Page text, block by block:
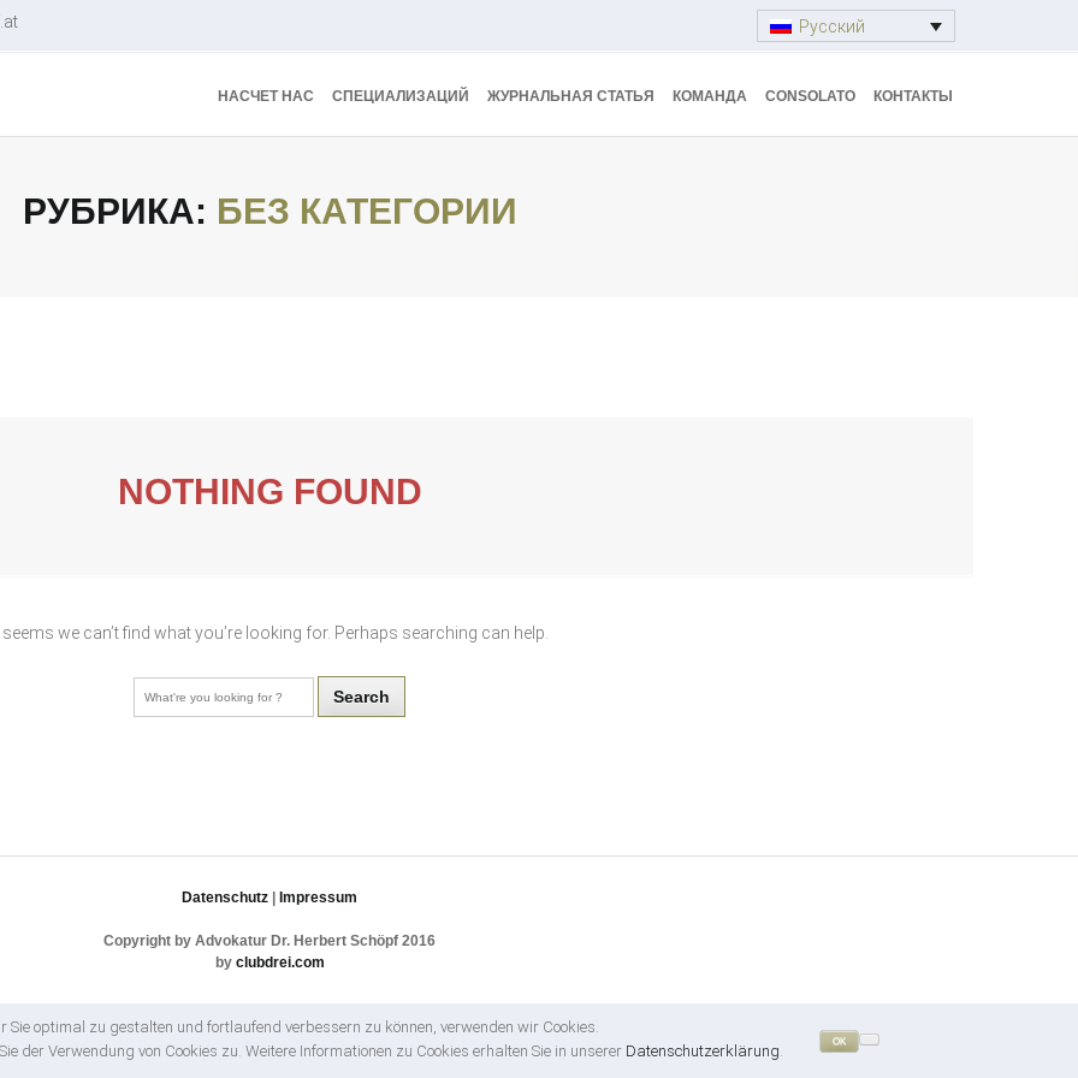
Русский
НАСЧЕТ НАС СПЕЦИАЛИЗАЦИЙ ЖУРНАЛЬНАЯ СТАТЬЯ КОМАНДА CONSOLATO КОНТАКТЫ
РУБРИКА: БЕЗ КАТЕГОРИИ
NOTHING FOUND
seems we can’t find what you’re looking for. Perhaps searching can help.
Search
Datenschutz Impressum
Copyright by Advokatur Dr. Herbert Schöpf 2016
by clubdrei.com
Sie optimal zu gestalten und fortlaufend verbessern zu können, verwenden wir Cookies.
der Verwendung von Cookies zu. Weitere Informationen zu Cookies erhalten Sie in unserer Datenschutzerklärung.
OK